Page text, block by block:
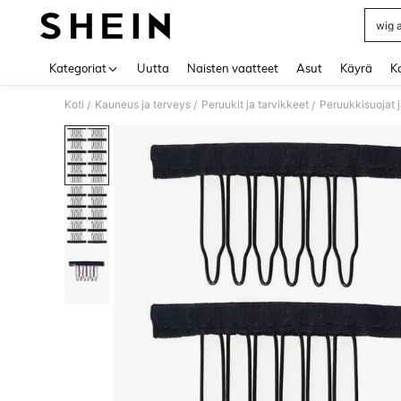
wig
Kategoriat Uutta Naisten vaatteet Asut Käyrä
Koti / Kauneus ja terveys / Peruukit ja tarvikkeet / Peruukkisuojat